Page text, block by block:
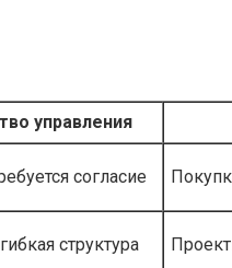
управления
согласие
структура